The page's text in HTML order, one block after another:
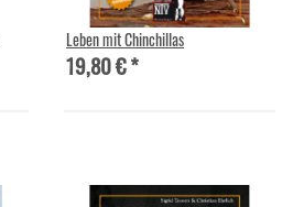
Leben mit Chinchillas
19,80 €*